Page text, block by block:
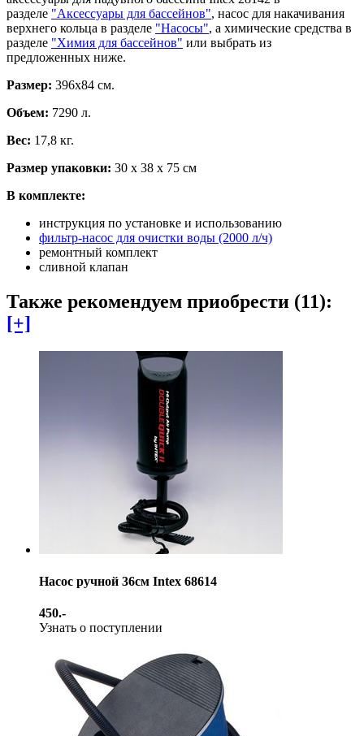
разделе "Аксессуары для бассейнов", насос для накачивания
верхнего кольца в разделе "Насосы", а химические средства в
разделе "Химия для бассейнов" или выбрать из
предложенных ниже.
Размер: 396х84 см.
Объем: 7290 л.
Вес: 17,8 кг.
Размер упаковки: 30 х 38 х 75 см
В комплекте:
инструкция по установке и использованию
фильтр-насос для очистки воды (2000 л/ч)
ремонтный комплект
сливной клапан
Также рекомендуем приобрести (11):
[+]
Насос ручной 36см Intex 68614
450.-
Узнать о поступлении